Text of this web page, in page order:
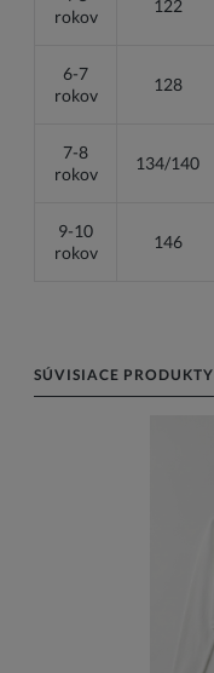
rokov
122
6-7
rokov
128
7-8
rokov
134/140
9-10
rokov
146
SÚVISIACE PRODUKTY